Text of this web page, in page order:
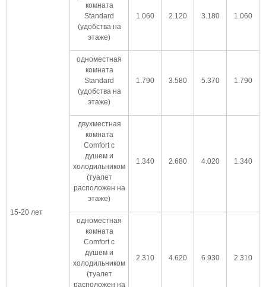
15-20 лет
комната
Standard
(удобства на
этаже)
1.060 2.120 3.180 1.060
одноместная
комната
Standard
(удобства на
этаже)
1.790 3.580 5.370 1.790
двухместная
комната
Comfort с
душем и
холодильником
(туалет
расположен на
этаже)
1.340 2.680 4.020 1.340
одноместная
комната
Comfort с
душем и
холодильником
(туалет
расположен на
2.310 4.620 6.930 2.310